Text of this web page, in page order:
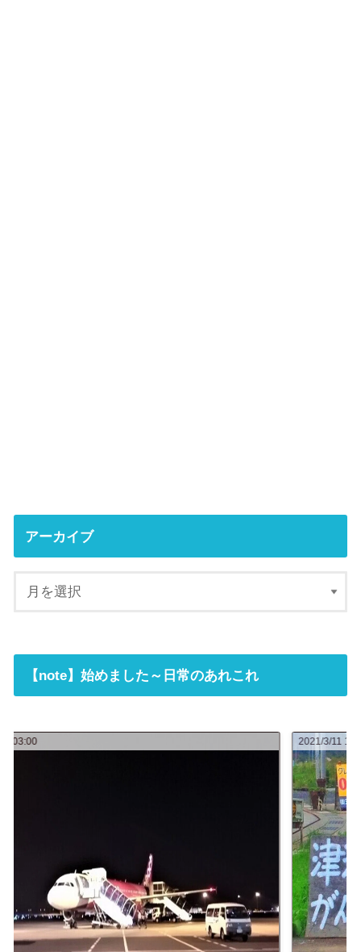
アーカイブ
【note】始めました～日常のあれこれ
2021/3/11 13:35